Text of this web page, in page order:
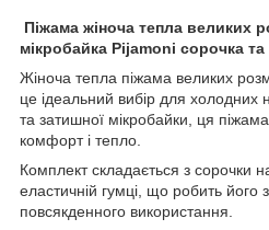
Піжама жіноча тепла великих
мікробайка Pijamoni сорочка
Жіноча тепла піжама великих
це ідеальний вибір для холодних
та затишної мікробайки, ця
комфорт і тепло.
Комплект складається з сорочки
еластичній гумці, що робить його
повсякденного використання.